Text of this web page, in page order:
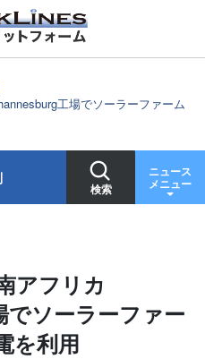
工場でソーラーファーム
検索
ニュース
メニュー
アフリカ
ソーラーファー
を利用